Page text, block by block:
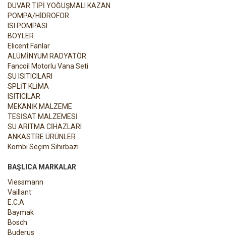
DUVAR TİPİ YOĞUŞMALI KAZAN
POMPA/HİDROFOR
ISI POMPASI
BOYLER
Elicent Fanlar
ALÜMİNYUM RADYATÖR
Fancoil Motorlu Vana Seti
SU ISITICILARI
SPLİT KLİMA
ISITICILAR
MEKANİK MALZEME
TESİSAT MALZEMESİ
SU ARITMA CİHAZLARI
ANKASTRE ÜRÜNLER
Kombi Seçim Sihirbazı
BAŞLICA MARKALAR
Viessmann
Vaillant
E.C.A
Baymak
Bosch
Buderus